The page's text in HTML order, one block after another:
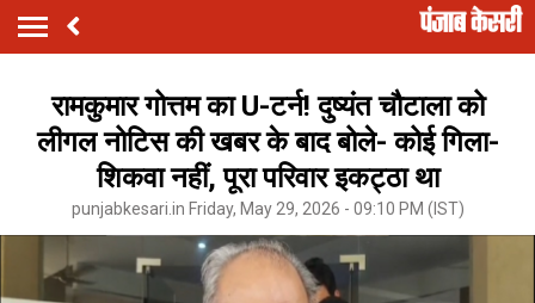
रामकुमार गोत्तम का U-टर्न! दुष्यंत चौटाला को
लीगल नोटिस की खबर के बाद बोले- कोई गिला-
शिकवा नहीं, पूरा परिवार इकट्ठा था
punjabkesari.in Friday, May 29, 2026 - 09:10 PM (IST)